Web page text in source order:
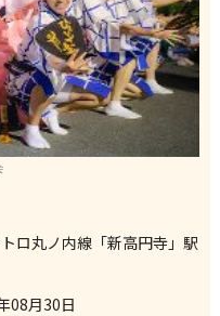
ロ丸ノ内線「新高円寺」駅
08月30日